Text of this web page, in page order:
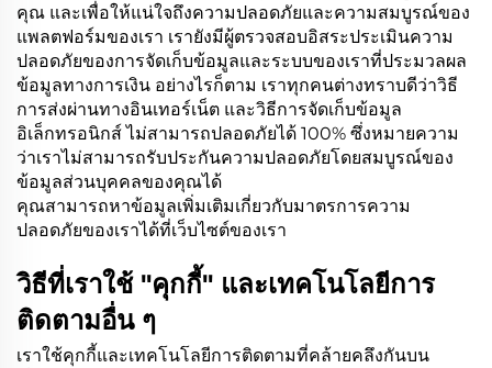
คุณ และเพื่อให้แน่ใจถึงความปลอดภัยและความสมบูรณ์ของ
แพลตฟอร์มของเรา เรายังมีผู้ตรวจสอบอิสระประเมินความ
ปลอดภัยของการจัดเก็บข้อมูลและระบบของเราที่ประมวลผล
ข้อมูลทางการเงิน อย่างไรก็ตาม เราทุกคนต่างทราบดีว่าวิธี
การส่งผ่านทางอินเทอร์เน็ต และวิธีการจัดเก็บข้อมูล
อิเล็กทรอนิกส์ ไม่สามารถปลอดภัยได้ 100% ซึ่งหมายความ
ว่าเราไม่สามารถรับประกันความปลอดภัยโดยสมบูรณ์ของ
ข้อมูลส่วนบุคคลของคุณได้
คุณสามารถหาข้อมูลเพิ่มเติมเกี่ยวกับมาตรการความ
ปลอดภัยของเราได้ที่เว็บไซต์ของเรา
วิธีที่เราใช้ "คุกกี้" และเทคโนโลยีการ
ติดตามอื่น ๆ
เราใช้คุกกี้และเทคโนโลยีการติดตามที่คล้ายคลึงกันบน